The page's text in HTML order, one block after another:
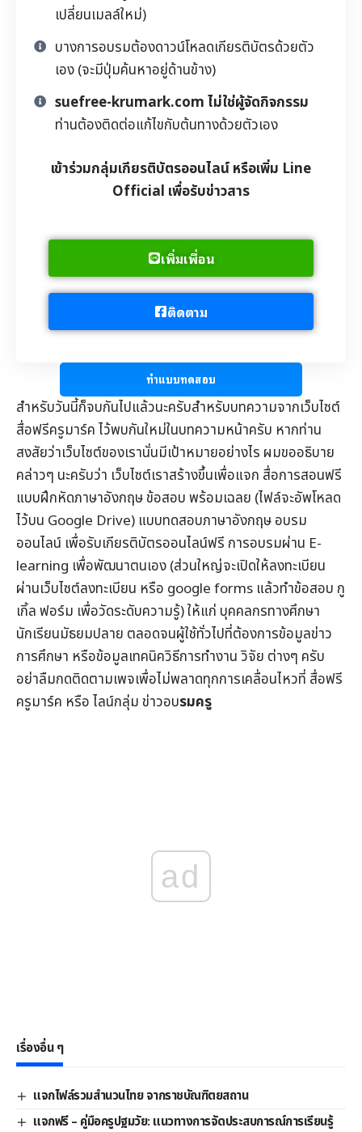
เปลี่ยนเมลล์ใหม่)
บางการอบรมต้องดาวน์โหลดเกียรติบัตรด้วยตัว
เอง (จะมีปุ่มค้นหาอยู่ด้านข้าง)
suefree-krumark.com ไม่ใช่ผู้จัดกิจกรรม
ท่านต้องติดต่อแก้ไขกับต้นทางด้วยตัวเอง
เข้าร่วมกลุ่มเกียรติบัตรออนไลน์ หรือเพิ่ม Line
Official เพื่อรับข่าวสาร
เพิ่มเพื่อน
ติดตาม
ทำแบบทดสอบ
สำหรับวันนี้ก็จบกันไปแล้วนะครับสำหรับบทความจากเว็บไซต์
สื่อฟรีครูมาร์คไว้พบกันใหม่ในบทความหน้าครับ หากท่าน
สงสัยว่าเว็บไซต์ของเรานั่นมีเป้าหมายอย่างไร ผมขออธิบาย
คล่าวๆ นะครับว่า เว็บไซต์เราสร้างขึ้นเพื่อแจก สื่อการสอนฟรี
แบบฝึกหัดภาษาอังกฤษข้อสอบพร้อมเฉลย (ไฟล์จะอัพโหลด
ไว้บน Google Drive) แบบทดสอบภาษาอังกฤษอบรม
ออนไลน์ เพื่อรับเกียรติบัตรออนไลน์ฟรี การอบรมผ่าน E-
learning เพื่อพัฒนาตนเอง (ส่วนใหญ่จะเปิดให้ลงทะเบียน
ผ่านเว็บไซต์ลงทะเบียน หรือ google forms แล้วทำข้อสอบ กู
เกิ้ล ฟอร์ม เพื่อวัดระดับความรู้) ให้แก่ บุคคลกรทางศึกษา
นักเรียนมัธยมปลาย ตลอดจนผู้ใช้ทั่วไปที่ต้องการข้อมูลข่าว
การศึกษา หรือข้อมูลเทคนิควิธีการทำงาน วิจัย ต่างๆ ครับ
อย่าลืมกดติดตามเพจเพื่อไม่พลาดทุกการเคลื่อนไหวที่ สื่อฟรี
ครูมาร์ค หรือ ไลน์กลุ่มข่าวอบรมครู
ad
เรื่องอื่น ๆ
แจกไฟล์รวมสำนวนไทย จากราชบัณฑิตยสถาน
แจกฟรี – คู่มือครูปฐมวัย: แนวทางการจัดประสบการณ์การเรียนรู้